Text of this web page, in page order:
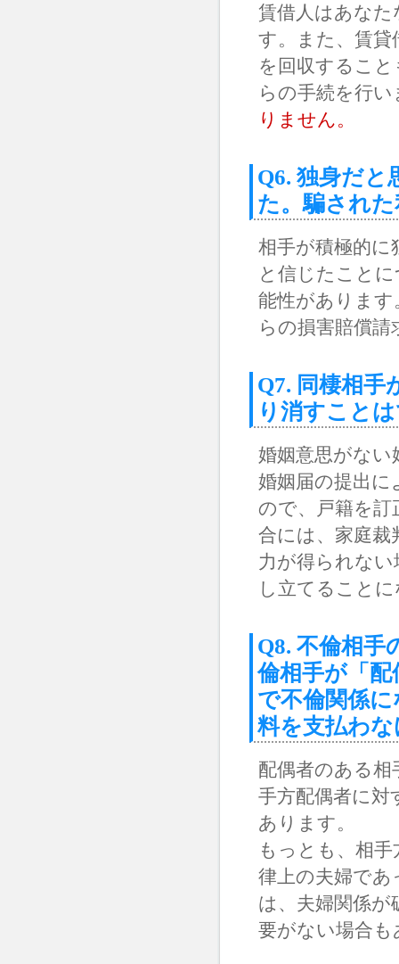
賃借人はあな
す。また、賃貸
を回収するこ
らの手続を行
りません。
Q6. 独身だと
た。騙され
相手が積極的に
と信じたこと
能性がありま
らの損害賠償
Q7. 同棲相手
り消すこと
婚姻意思がな
婚姻届の提出
ので、戸籍を
合には、家庭裁
力が得られない
し立てること
Q8. 不倫相手
倫相手が「
で不倫関係
料を支払わ
配偶者のある
手方配偶者に対
あります。
もっとも、相
律上の夫婦で
は、夫婦関係
要がない場合